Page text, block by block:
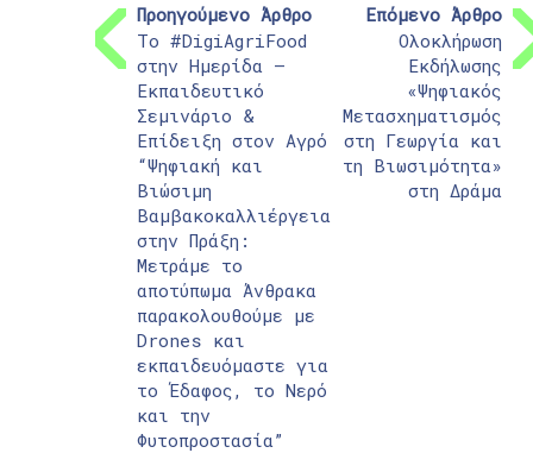
Προηγούμενο Άρθρο
Το #DigiAgriFood
στην Ημερίδα –
Εκπαιδευτικό
Σεμινάριο &
Επίδειξη στον Αγρό
“Ψηφιακή και
Βιώσιμη
Βαμβακοκαλλιέργεια
στην Πράξη:
Μετράμε το
αποτύπωμα Άνθρακα
παρακολουθούμε με
Drones και
εκπαιδευόμαστε για
το Έδαφος, το Νερό
και την
Φυτοπροστασία”
Επόμενο Άρθρο
Ολοκλήρωση
Εκδήλωσης
«Ψηφιακός
Μετασχηματισμός
στη Γεωργία και
τη Βιωσιμότητα»
στη Δράμα